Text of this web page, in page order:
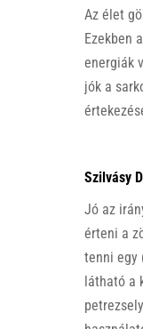
Az élet
Ezekben
energiák
jók a
Szilvásy
Jó az
érteni a
tenni egy
látható a